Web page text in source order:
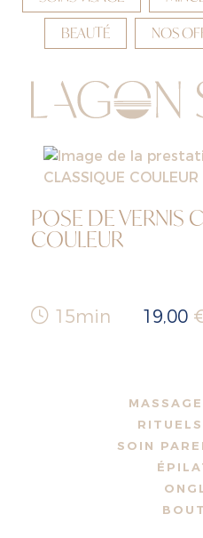
BEAUTÉ
NOS
POSE DE VERNIS
COULEUR
15min 19,00
SOIN